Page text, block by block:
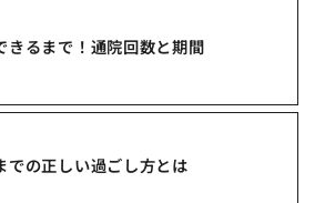
きるまで！通院回数と期間
での正しい過ごし方とは